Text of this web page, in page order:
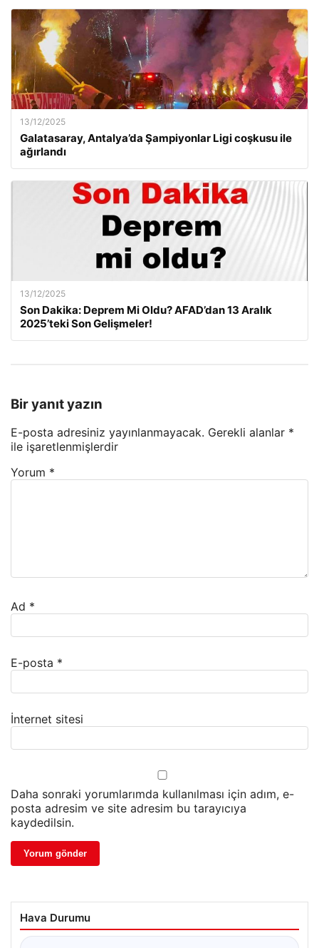
13/12/2025
Galatasaray, Antalya’da Şampiyonlar Ligi coşkusu ile
ağırlandı
13/12/2025
Son Dakika: Deprem Mi Oldu? AFAD’dan 13 Aralık
2025’teki Son Gelişmeler!
Bir yanıt yazın
E-posta adresiniz yayınlanmayacak. Gerekli alanlar *
ile işaretlenmişlerdir
Yorum *
Ad *
E-posta *
İnternet sitesi
Daha sonraki yorumlarımda kullanılması için adım, e-
posta adresim ve site adresim bu tarayıcıya
kaydedilsin.
Hava Durumu